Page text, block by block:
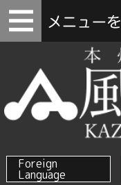
Foreign
Language